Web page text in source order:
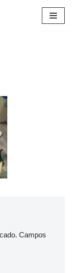
Campos